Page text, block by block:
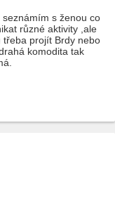
s ženou co
různé aktivity ,ale
třeba projít Brdy nebo
komodita tak